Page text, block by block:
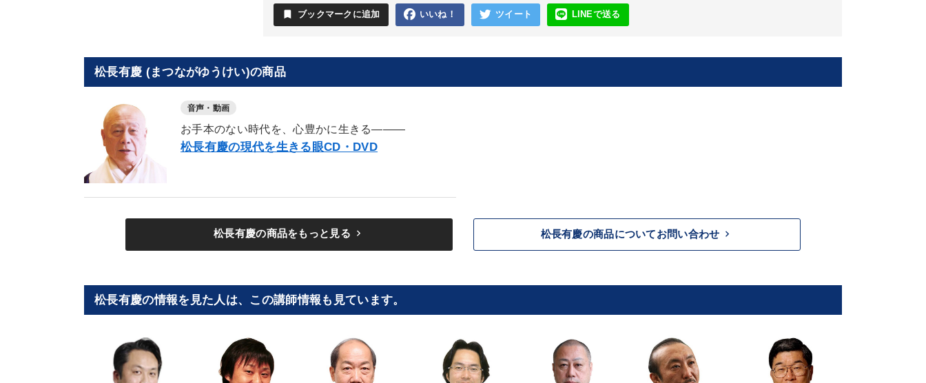
bookmark ブックマークに追加 いいね！ ツイート LINEで送る
松長有慶 (まつながゆうけい)の商品
音声・動画
お手本のない時代を、心豊かに生きる―――
松長有慶の現代を生きる眼CD・DVD
松長有慶の商品をもっと見る keyboard_arrow_right 松長有慶の商品についてお問い合わせ keyboard_arrow_right
松長有慶の情報を見た人は、この講師情報も見ています。